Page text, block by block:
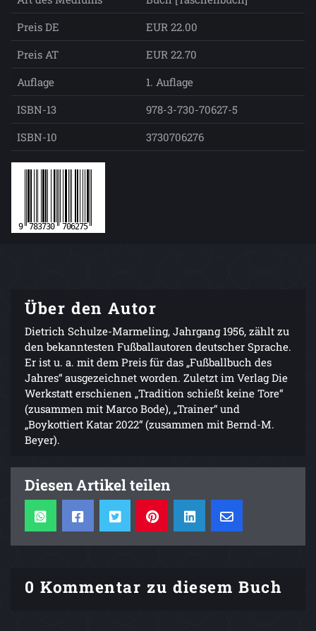
Preis DE
EUR 22.00
Preis AT
EUR 22.70
Auflage
1. Auflage
ISBN-13
978-3-730-70627-5
ISBN-10
3730706276
Über den Autor
Dietrich Schulze-Marmeling, Jahrgang 1956, zählt zu
den bekanntesten Fußballautoren deutscher Sprache.
Er ist u. a. mit dem Preis für das „Fußballbuch des
Jahres“ ausgezeichnet worden. Zuletzt im Verlag Die
Werkstatt erschienen „Tradition schießt keine Tore“
(zusammen mit Marco Bode), „Trainer“ und
„Boykottiert Katar 2022“ (zusammen mit Bernd-M.
Beyer).
Diesen Artikel teilen
0 Kommentar zu diesem Buch